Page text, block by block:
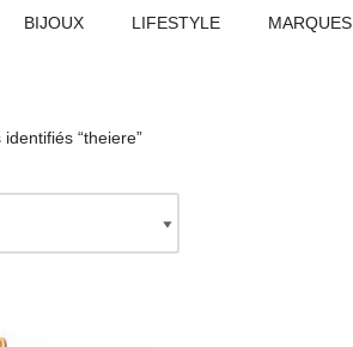
BIJOUX LIFESTYLE MARQUES
identifiés “theiere”